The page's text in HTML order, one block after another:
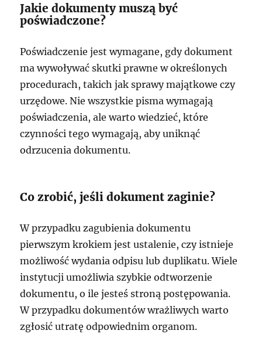
Jakie dokumenty muszą być
poświadczone?
Poświadczenie jest wymagane, gdy dokument
ma wywoływać skutki prawne w określonych
procedurach, takich jak sprawy majątkowe czy
urzędowe. Nie wszystkie pisma wymagają
poświadczenia, ale warto wiedzieć, które
czynności tego wymagają, aby uniknąć
odrzucenia dokumentu.
Co zrobić, jeśli dokument zaginie?
W przypadku zagubienia dokumentu
pierwszym krokiem jest ustalenie, czy istnieje
możliwość wydania odpisu lub duplikatu. Wiele
instytucji umożliwia szybkie odtworzenie
dokumentu, o ile jesteś stroną postępowania.
W przypadku dokumentów wrażliwych warto
zgłosić utratę odpowiednim organom.